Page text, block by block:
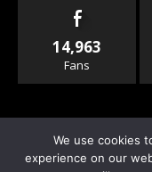
14,963
Fans
We use cookies
experience on our